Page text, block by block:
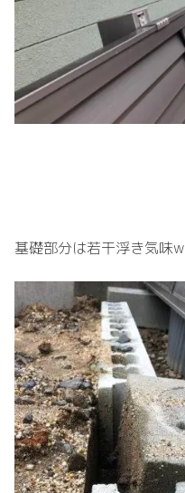
基礎部分は若干浮き気味w